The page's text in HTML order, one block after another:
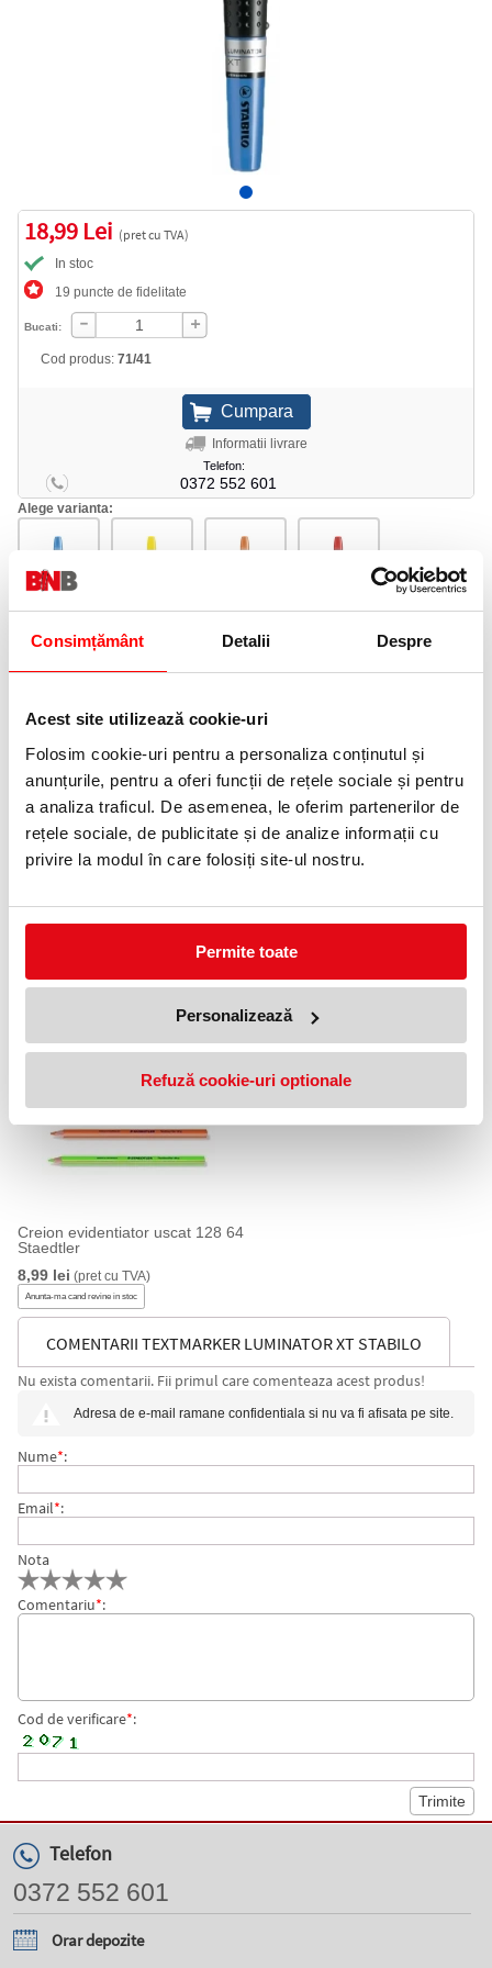
Consimțământ Detalii Despre
Acest site utilizează cookie-uri
Folosim cookie-uri pentru a personaliza conținutul și
anunțurile, pentru a oferi funcții de rețele sociale și pentru
a analiza traficul. De asemenea, le oferim partenerilor de
rețele sociale, de publicitate și de analize informații cu
privire la modul în care folosiți site-ul nostru.
Permite toate
Personalizează
Refuză cookie-uri optionale
18,99 Lei (pret cu TVA)
In stoc
19 puncte de fidelitate
Bucati:
Cod produs: 71/41
Informatii livrare
Telefon:
0372 552 601
Alege varianta:
Albastru Galben Portocaliu Rosu
Roz Verde
Adauga in wishlist
Textmarker cu design modern si ergonomic, sistem FreeInk si
actiune microcapilara. Avand o capacitate foarte mare de stocare
a cernelei, are o durata de utilizare indelungata.
PRODUSE SIMILARE
Creion evidentiator uscat 128 64
Staedtler
8,99 lei (pret cu TVA)
Anunta-ma cand revine in stoc
COMENTARII TEXTMARKER LUMINATOR XT STABILO
Nu exista comentarii. Fii primul care comenteaza acest produs!
Adresa de e-mail ramane confidentiala si nu va fi afisata pe site.
Nume*:
Email*:
Nota
Comentariu*:
Cod de verificare*:
Telefon
0372 552 601
Orar depozite